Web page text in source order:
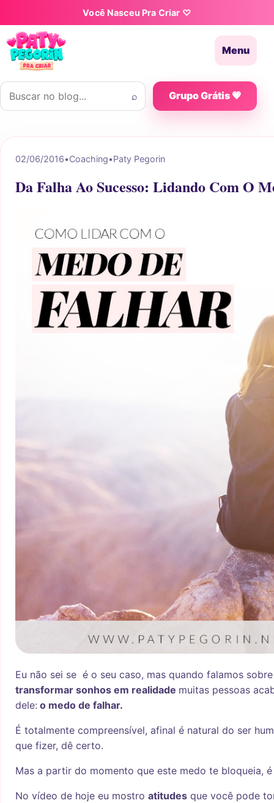
Pular para o conteúdoVocê Nasceu Pra Criar ♡
Menu
Buscar por:
⌕ Grupo Grátis 💗
02/06/2016•Coaching•Paty Pegorin
Da Falha Ao Sucesso: Lidando Com O
Eu não sei se é o seu caso, mas quando falamos
transformar sonhos em realidade muitas pessoas
dele: o medo de falhar.
É totalmente compreensível, afinal é natural do ser
que fizer, dê certo.
Mas a partir do momento que este medo te bloqueia,
No vídeo de hoje eu mostro atitudes que você pode